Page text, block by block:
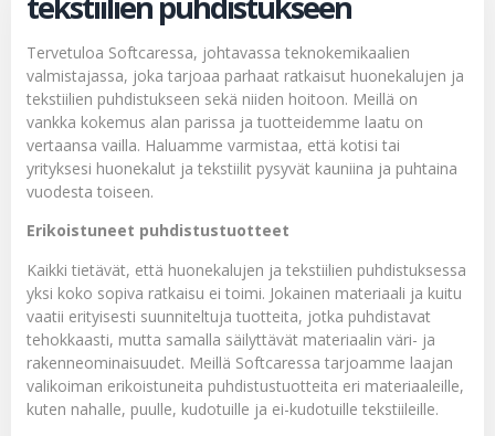
Tervetuloa Softcaressa, johtavassa teknokemikaalien
valmistajassa, joka tarjoaa parhaat ratkaisut huonekalujen ja
tekstiilien puhdistukseen sekä niiden hoitoon. Meillä on
vankka kokemus alan parissa ja tuotteidemme laatu on
vertaansa vailla. Haluamme varmistaa, että kotisi tai
yrityksesi huonekalut ja tekstiilit pysyvät kauniina ja puhtaina
vuodesta toiseen.
Erikoistuneet puhdistustuotteet
Kaikki tietävät, että huonekalujen ja tekstiilien puhdistuksessa
yksi koko sopiva ratkaisu ei toimi. Jokainen materiaali ja kuitu
vaatii erityisesti suunniteltuja tuotteita, jotka puhdistavat
tehokkaasti, mutta samalla säilyttävät materiaalin väri- ja
rakenneominaisuudet. Meillä Softcaressa tarjoamme laajan
valikoiman erikoistuneita puhdistustuotteita eri materiaaleille,
kuten nahalle, puulle, kudotuille ja ei-kudotuille tekstiileille.